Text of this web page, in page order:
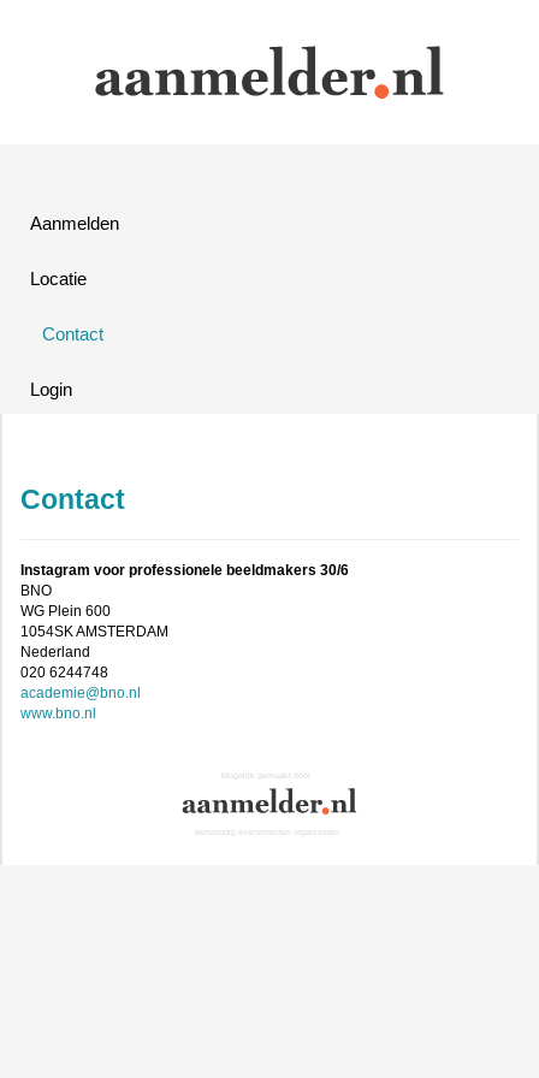
Aanmelden
Locatie
Contact
Login
Contact
Instagram voor professionele beeldmakers 30/6
BNO
WG Plein 600
1054SK AMSTERDAM
Nederland
020 6244748
academie@bno.nl
www.bno.nl
Mogelijk gemaakt door
eenvoudig evenementen organiseren